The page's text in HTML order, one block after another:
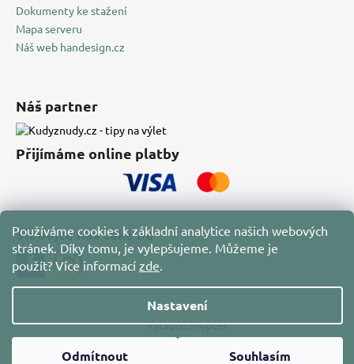
Používáme cookies k základní analytice našich webových
stránek. Díky tomu, je vylepšujeme. Můžeme je
použít? Více informací zde.
Nastavení
Odmítnout Souhlasím
Dokumenty ke stažení
Mapa serveru
Náš web handesign.cz
Náš partner
Přijímáme online platby
Sledujte nás také na
Vytvořil Shoptet
Copyright 2026
. Všechna práva vyhrazena.